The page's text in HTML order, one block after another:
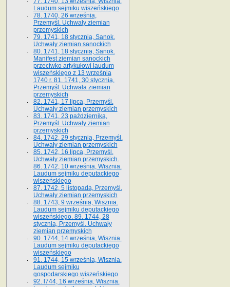
Laudum sejmiku wiszeńskiego
78. 1740, 26 września,
Przemyśl. Uchwały ziemian
przemyskich
79. 1741, 18 stycznia, Sanok.
Uchwały ziemian sanockich
80. 1741, 18 stycznia, Sanok.
Manifest ziemian sanockich
przeciwko artykułowi laudum
wiszeńskiego z 13 wrze­śnia
1740 r. 81. 1741, 30 stycznia,
Przemyśl. Uchwała ziemian
przemyskich
82. 1741, 17 lipca, Przemyśl.
Uchwały ziemian przemyskich
83. 1741, 23 października,
Przemyśl. Uchwały ziemian
przemyskich
84. 1742, 29 stycznia, Przemyśl.
Uchwały ziemian przemyskich
85. 1742, 16 lipca, Przemyśl.
Uchwały ziemian przemyskich.
86. 1742, 10 września, Wisznia.
Laudum sejmiku deputackiego
wiszeńskiego
87. 1742, 5 listopada, Przemyśl.
Uchwały ziemian przemyskich
88. 1743, 9 września, Wisznia.
Laudum sejmiku deputackiego
wiszeńskiego. 89. 1744, 28
stycznia, Przemyśl. Uchwały
ziemian przemyskich
90. 1744, 14 września, Wisznia.
Laudum sejmiku deputackiego
wiszeńskiego
91. 1744, 15 września, Wisznia.
Laudum sejmiku
gospodarskiego wiszeńskiego
92. l744, 16 września, Wisznia.